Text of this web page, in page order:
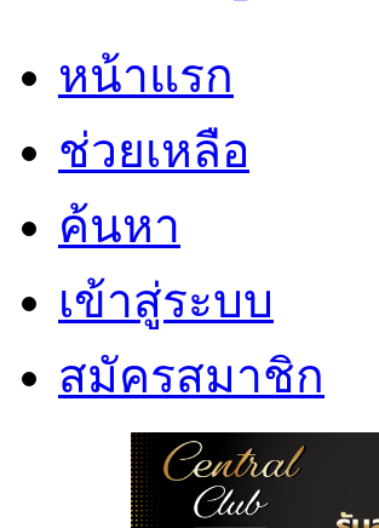
หน้าแรก
ช่วยเหลือ
ค้นหา
เข้าสู่ระบบ
สมัครสมาชิก